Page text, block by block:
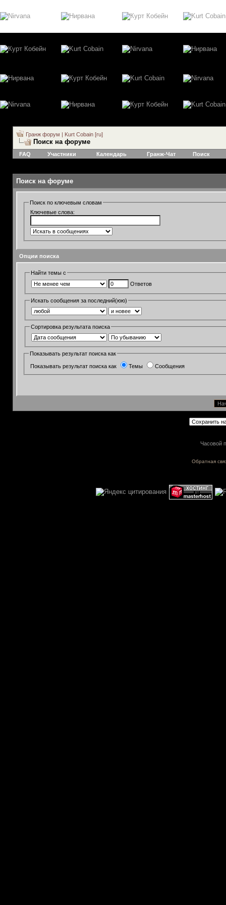
Гранж форум | Kurt Cobain [ru]
Поиск на форуме
FAQ Участники Календарь Гранж-Чат Поиск
Поиск на форуме
Поиск по ключевым словам
Ключевые слова:
Опции поиска
Найти темы с
Ответов
Искать сообщения за последний(юю)
Сортировка результата поиска
Показывать результат поиска как
Показывать результат поиска как Темы Сообщения
Часовой
Обратная